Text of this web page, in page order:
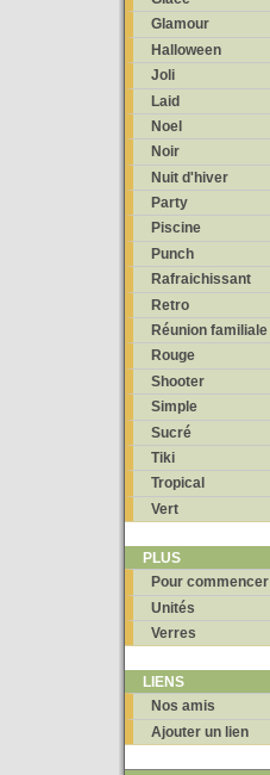
Glamour
Halloween
Joli
Laid
Noel
Noir
Nuit d'hiver
Party
Piscine
Punch
Rafraichissant
Retro
Réunion familiale
Rouge
Shooter
Simple
Sucré
Tiki
Tropical
Vert
PLUS
Pour commencer
Unités
Verres
LIENS
Nos amis
Ajouter un lien